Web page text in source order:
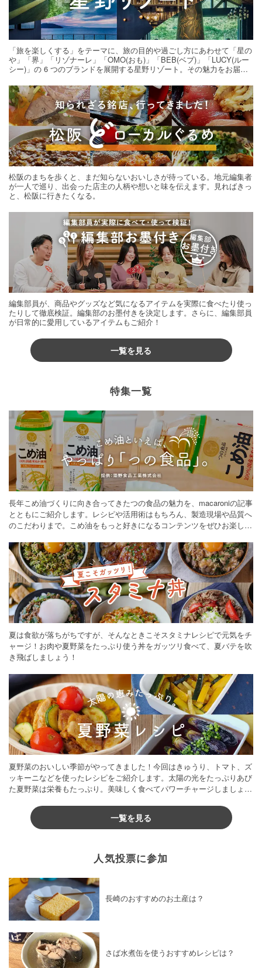
お菓子・スイーツ×シナモン お菓子・スイーツ×パイ
お菓子・スイーツ×ピーナッツ
お菓子・スイーツ
さくらんぼ
お菓子・スイーツ×こしあん お菓子・スイーツ ×黒ごま
お菓子・スイーツ× ジャム
お菓子・スイーツ×ピスタチオ
お菓子・スイーツ×台湾料理 お菓子・スイーツ×ぶどう
お菓子・スイーツ×ごま
お菓子・スイーツ×おからパウダー
お菓子・スイーツ × 薄力粉
お菓子・スイーツ×アレンジレシピ
お菓子・スイーツ×チーズ
お菓子・スイーツ×パイナップル
お菓子・スイーツ×もち米 お菓子・スイーツ×食パン
お菓子・スイーツ×ココナッツ
お菓子・スイーツ× とうもろこし
お菓子・スイーツ× オレンジ お菓子・スイーツ× 梅
お菓子・スイーツ×デーツ
お菓子・スイーツ
ドライフルーツ
お菓子・スイーツ×全粒粉 お菓子・スイーツ×野菜料理
ダイエットレシピ×麺料理
お菓子・スイーツ×冷凍ブルーベリー
お菓子・スイーツ×トマト お菓子・スイーツ ×寒天
お菓子・スイーツ×マンゴー
お菓子・スイーツ×パイシート
お菓子・スイーツ× 再現レシピ お菓子・スイーツ×米
お菓子・スイーツ×栗甘露煮
お菓子・スイーツ×マスカット
お菓子・スイーツ×ライスペーパー
お菓子・スイーツ×お米・ごはん
お菓子・スイーツ×世界の料理
お菓子・スイーツ× ココアパウダー
お菓子・スイーツ
お菓子・スイーツ×ピーナッツバター
お菓子・スイーツ× 重曹 お菓子・スイーツ×パン
お菓子・スイーツ×ラズベリー
お菓子・スイーツ×コーンフレーク
お菓子・スイーツ×時短レシピ
お菓子・スイーツ×パスタ
お菓子・スイーツ×パン・シリアル
お菓子・スイーツ×てんさい糖
お菓子・スイーツ×スパイス・香辛料
お菓子・スイーツ
お菓子・スイーツ
炊飯器レシピ
さくらんぼ・チェリー
お菓子・スイーツ×チョコチップ
お菓子・スイーツ×メープルシロップ
お菓子・スイーツ×おつまみ
お菓子・スイーツ×ココナッツオイル
お菓子・スイーツ×ミント
「旅を楽しくする」をテーマに、旅の目的や過ごし方にあわせて「星の
や」「界」「リゾナーレ」「OMO(おも)」「BEB(ベブ)」「LUCY(ルー
シー)」の 6 つのブランドを展開する星野リゾート。その魅力をお届け
松阪のまちを歩くと、まだ知らないおいしさが待っている。地元編集者
が一人で巡り、出会った店主の人柄や想いと味を伝えます。見ればきっ
と、松阪に行きたくなる。
編集部員が、商品やグッズなど気になるアイテムを実際に食べたり使っ
たりして徹底検証。編集部のお墨付きを決定します。さらに、編集部員
が日常的に愛用しているアイテムもご紹介！
一覧を見る
特集一覧
長年こめ油づくりに向き合ってきたつの食品の魅力を、macaroniの記事
とともにご紹介します。レシピや活用術はもちろん、製造現場や品質へ
のこだわりまで。こめ油をもっと好きになるコンテンツをぜひお楽しみ
夏は食欲が落ちがちですが、そんなときこそスタミナレシピで元気をチ
ャージ！お肉や夏野菜をたっぷり使う丼をガッツリ食べて、夏バテを吹
き飛ばしましょう！
夏野菜のおいしい季節がやってきました！今回はきゅうり、トマト、ズ
ッキーニなどを使ったレシピをご紹介します。太陽の光をたっぷりあび
た夏野菜は栄養もたっぷり。美味しく食べてパワーチャージしましょう
一覧を見る
人気投票に参加
長崎のおすすめのお土産は？
さば水煮缶を使うおすすめレシピは？